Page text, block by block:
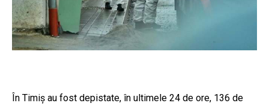
În Timiș au fost depistate, în ultimele 24 de ore, 136 de